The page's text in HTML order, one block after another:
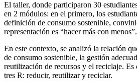
El taller, donde participaron 30
en 2 módulos: en el primero, los
definición de consumo sostenible,
representación es “hacer más con menos”.
En este contexto, se analizó la relación
de consumo sostenible, la gestión
reutilización de recursos y el reciclaje. Es
tres R: reducir, reutilizar y reciclar.